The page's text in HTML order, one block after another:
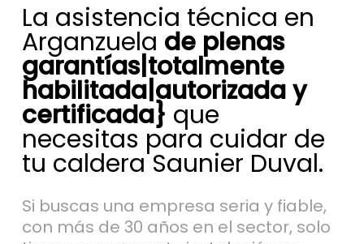
La asistencia técnica en
Arganzuela de plenas
garantías|totalmente
habilitada|autorizada y
certificada} que
necesitas para cuidar de
tu caldera Saunier Duval.
Si buscas una empresa seria y fiable,
con más de 30 años en el sector, solo